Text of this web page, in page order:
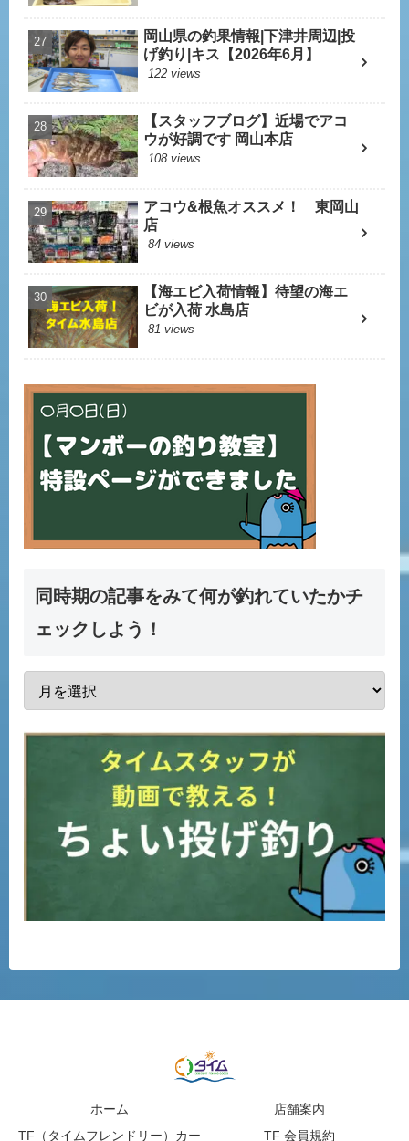
岡山県の釣果情報|下津井周辺|投
げ釣り|キス【2026年6月】
122 views
【スタッフブログ】近場でアコ
ウが好調です 岡山本店
108 views
アコウ&根魚オススメ！ 東岡山
店
84 views
【海エビ入荷情報】待望の海エ
ビが入荷 水島店
81 views
同時期の記事をみて何が釣れていたかチ
ェックしよう！
ホーム
店舗案内
TF（タイムフレンドリー）カー
TF 会員規約